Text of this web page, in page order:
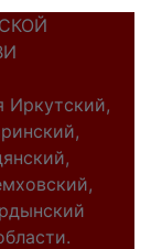
Иркутский,